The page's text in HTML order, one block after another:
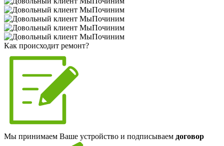
Как происходит ремонт?
Мы принимаем Ваше устройство и подписываем договор